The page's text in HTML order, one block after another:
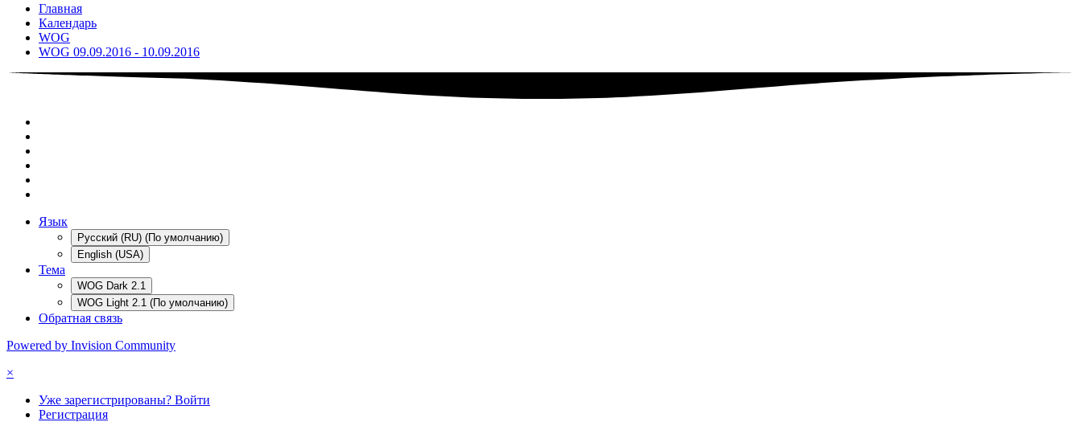
Главная
Календарь
WOG
WOG 09.09.2016 - 10.09.2016
Язык
Русский (RU) (По умолчанию)
English (USA)
Тема
WOG Dark 2.1
WOG Light 2.1 (По умолчанию)
Обратная связь
Powered by Invision Community
×
Уже зарегистрированы? Войти
Регистрация